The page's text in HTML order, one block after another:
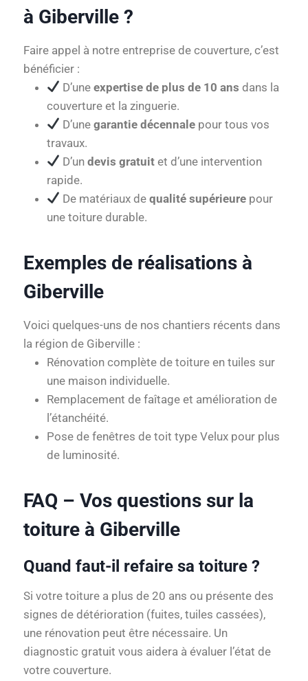
à Giberville ?
Faire appel à notre entreprise de couverture, c’est
bénéficier :
D’uneexpertise de plus de 10 ans dans la
couverture et la zinguerie.
D’unegarantie décennale pour tous vos
travaux.
D’undevis gratuit et d’une intervention
rapide.
De matériaux dequalité supérieure pour
une toiture durable.
Exemples de réalisations à
Giberville
Voici quelques-uns de nos chantiers récents dans
la région de Giberville :
Rénovation complète de toiture en tuiles sur
une maison individuelle.
Remplacement de faîtage et amélioration de
l’étanchéité.
Pose de fenêtres de toit type Velux pour plus
de luminosité.
FAQ – Vos questions sur la
toiture à Giberville
Quand faut-il refaire sa toiture ?
Si votre toiture a plus de 20 ans ou présente des
signes de détérioration (fuites, tuiles cassées),
une rénovation peut être nécessaire. Un
diagnostic gratuit vous aidera à évaluer l’état de
votre couverture.